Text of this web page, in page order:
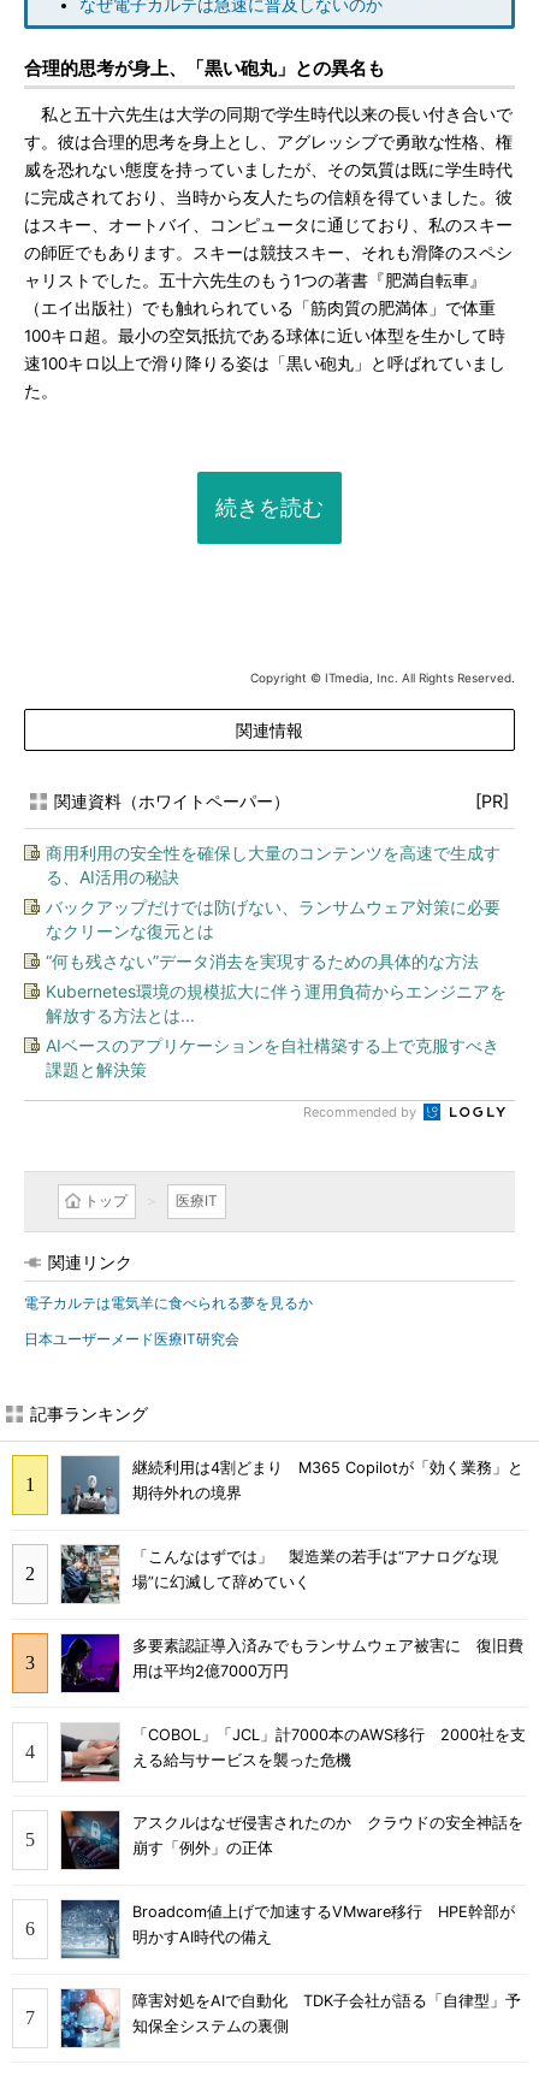
なぜ電子カルテは急速に普及しないのか
合理的思考が身上、「黒い砲丸」との異名も
私と五十六先生は大学の同期で学生時代以来の長い付き合いで
す。彼は合理的思考を身上とし、アグレッシブで勇敢な性格、権
威を恐れない態度を持っていましたが、その気質は既に学生時代
に完成されており、当時から友人たちの信頼を得ていました。彼
はスキー、オートバイ、コンピュータに通じており、私のスキー
の師匠でもあります。スキーは競技スキー、それも滑降のスペシ
ャリストでした。五十六先生のもう1つの著書『肥満自転車』
（エイ出版社）でも触れられている「筋肉質の肥満体」で体重
100キロ超。最小の空気抵抗である球体に近い体型を生かして時
速100キロ以上で滑り降りる姿は「黒い砲丸」と呼ばれていまし
た。
続きを読む
Copyright © ITmedia, Inc. All Rights Reserved.
関連情報
関連資料（ホワイトペーパー） [PR]
商用利用の安全性を確保し大量のコンテンツを高速で生成す
る、AI活用の秘訣
バックアップだけでは防げない、ランサムウェア対策に必要
なクリーンな復元とは
“何も残さない”データ消去を実現するための具体的な方法
Kubernetes環境の規模拡大に伴う運用負荷からエンジニアを
解放する方法とは...
AIベースのアプリケーションを自社構築する上で克服すべき
課題と解決策
Recommended by
トップ 医療IT
関連リンク
電子カルテは電気羊に食べられる夢を見るか
日本ユーザーメード医療IT研究会
記事ランキング
継続利用は4割どまり M365 Copilotが「効く業務」と
期待外れの境界
「こんなはずでは」 製造業の若手は“アナログな現
場”に幻滅して辞めていく
多要素認証導入済みでもランサムウェア被害に 復旧費
用は平均2億7000万円
「COBOL」「JCL」計7000本のAWS移行 2000社を支
える給与サービスを襲った危機
アスクルはなぜ侵害されたのか クラウドの安全神話を
崩す「例外」の正体
Broadcom値上げで加速するVMware移行 HPE幹部が
明かすAI時代の備え
障害対処をAIで自動化 TDK子会社が語る「自律型」予
知保全システムの裏側